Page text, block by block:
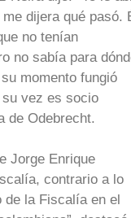
dijera qué pasó.
no tenían
no sabía para
momento fungió
su vez es socio
de Odebrecht.
Jorge Enrique
contrario a lo
de la Fiscalía en el